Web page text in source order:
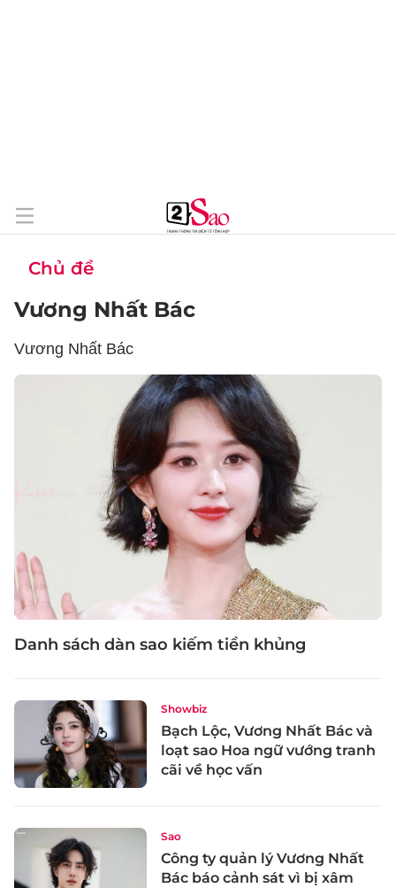
Chủ đề
Vương Nhất Bác
Vương Nhất Bác
Danh sách dàn sao kiếm tiền khủng
Showbiz
Bạch Lộc, Vương Nhất Bác và
loạt sao Hoa ngữ vướng tranh
cãi về học vấn
Sao
Công ty quản lý Vương Nhất
Bác báo cảnh sát vì bị xâm